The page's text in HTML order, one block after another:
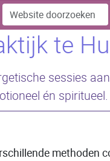
Zoek
Geavanceerd
zoeken...
te
sessies
én spiritueel.
methoden